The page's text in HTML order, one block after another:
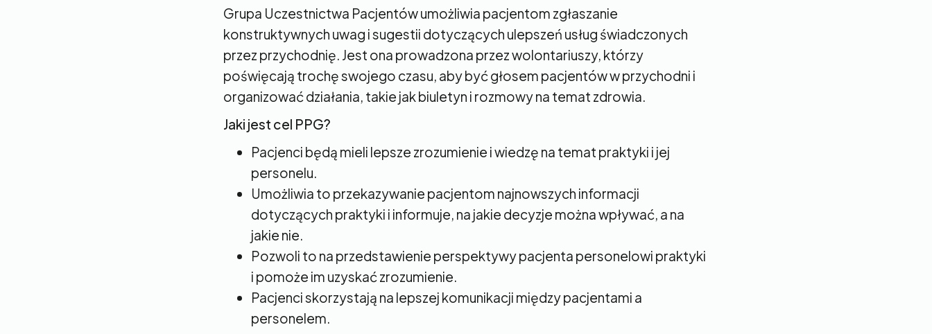
Grupa Uczestnictwa Pacjentów umożliwia pacjentom zgłaszanie
konstruktywnych uwag i sugestii dotyczących ulepszeń usług świadczonych
przez przychodnię. Jest ona prowadzona przez wolontariuszy, którzy
poświęcają trochę swojego czasu, aby być głosem pacjentów w przychodni i
organizować działania, takie jak biuletyn i rozmowy na temat zdrowia.
Jaki jest cel PPG?
Pacjenci będą mieli lepsze zrozumienie i wiedzę na temat praktyki i jej
personelu.
Umożliwia to przekazywanie pacjentom najnowszych informacji
dotyczących praktyki i informuje, na jakie decyzje można wpływać, a na
jakie nie.
Pozwoli to na przedstawienie perspektywy pacjenta personelowi praktyki
i pomoże im uzyskać zrozumienie.
Pacjenci skorzystają na lepszej komunikacji między pacjentami a
personelem.